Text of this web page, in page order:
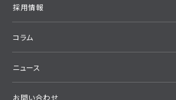
採用情報
コラム
ニュース
お問い合わせ